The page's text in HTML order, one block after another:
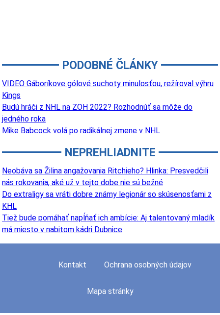
PODOBNÉ ČLÁNKY
VIDEO Gáboríkove gólové suchoty minulosťou, režíroval výhru
Kings
Budú hráči z NHL na ZOH 2022? Rozhodnúť sa môže do
jedného roka
Mike Babcock volá po radikálnej zmene v NHL
NEPREHLIADNITE
Neobáva sa Žilina angažovania Ritchieho? Hlinka: Presvedčili
nás rokovania, aké už v tejto dobe nie sú bežné
Do extraligy sa vráti dobre známy legionár so skúsenosťami z
KHL
Tiež bude pomáhať napĺňať ich ambície: Aj talentovaný mladík
má miesto v nabitom kádri Dubnice
Kontakt Ochrana osobných údajov
Mapa stránky